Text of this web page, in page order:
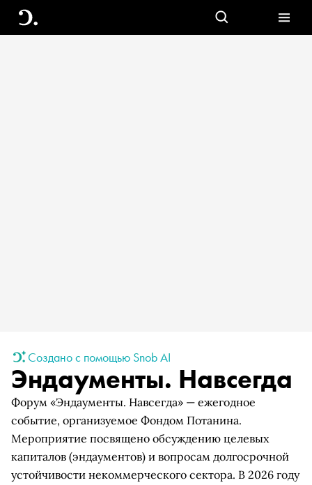
Создано с помощью Snob AI
Эндаументы. Навсегда
Форум «Эндаументы. Навсегда» — ежегодное
событие, организуемое Фондом Потанина.
Мероприятие посвящено обсуждению целевых
капиталов (эндаументов) и вопросам долгосрочной
устойчивости некоммерческого сектора. В 2026 году